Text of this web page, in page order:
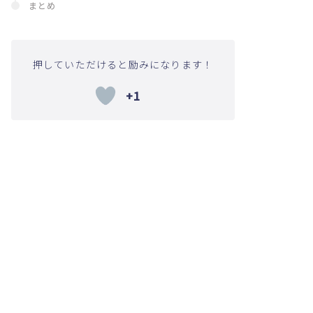
まとめ
押していただけると励みになります！
+1